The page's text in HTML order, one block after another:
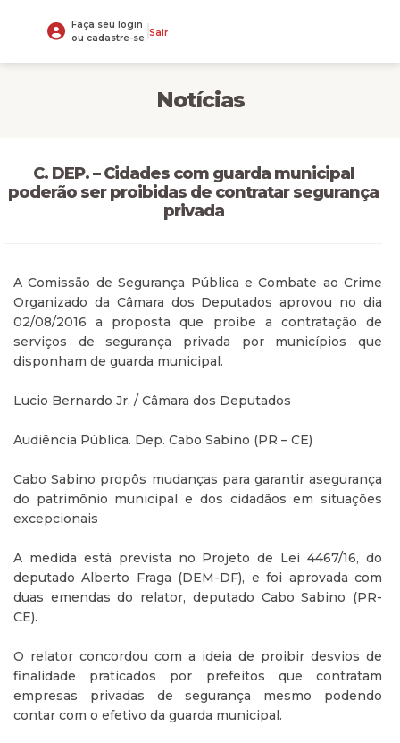
Faça seu login
ou cadastre-se. Sair
Notícias
C. DEP. – Cidades com guarda municipal
poderão ser proibidas de contratar segurança
privada
A Comissão de Segurança Pública e Combate ao Crime
Organizado da Câmara dos Deputados aprovou no dia
02/08/2016 a proposta que proíbe a contratação de
serviços de segurança privada por municípios que
disponham de guarda municipal.
Lucio Bernardo Jr. / Câmara dos Deputados
Audiência Pública. Dep. Cabo Sabino (PR – CE)
Cabo Sabino propôs mudanças para garantir asegurança
do patrimônio municipal e dos cidadãos em situações
excepcionais
A medida está prevista no Projeto de Lei 4467/16, do
deputado Alberto Fraga (DEM-DF), e foi aprovada com
duas emendas do relator, deputado Cabo Sabino (PR-
CE).
O relator concordou com a ideia de proibir desvios de
finalidade praticados por prefeitos que contratam
empresas privadas de segurança mesmo podendo
contar com o efetivo da guarda municipal.